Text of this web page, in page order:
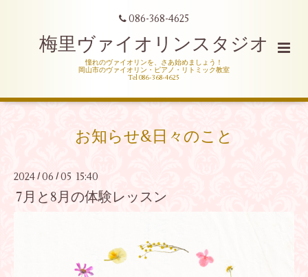
086-368-4625
梅里ヴァイオリンスタジオ
憧れのヴァイオリンを、さあ始めましょう！
岡山市のヴァイオリン・ピアノ・リトミック教室
Tel 086-368-4625
お知らせ&日々のこと
2024 /06 / 05 15:40
7月と8月の体験レッスン